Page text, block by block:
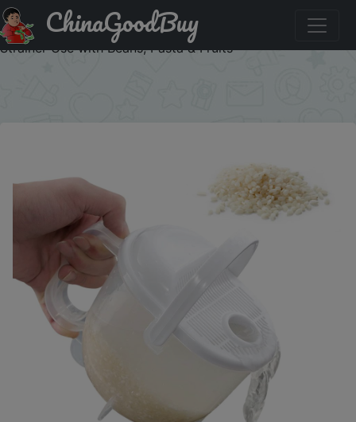
Купить по акции: 400ml Rice Washer Strainer Bowl with
Handle, for Rice Washing Bowl Needs and Rice Rinser
Strainer Use with Beans, Pasta & Fruits
ChinaGoodBuy